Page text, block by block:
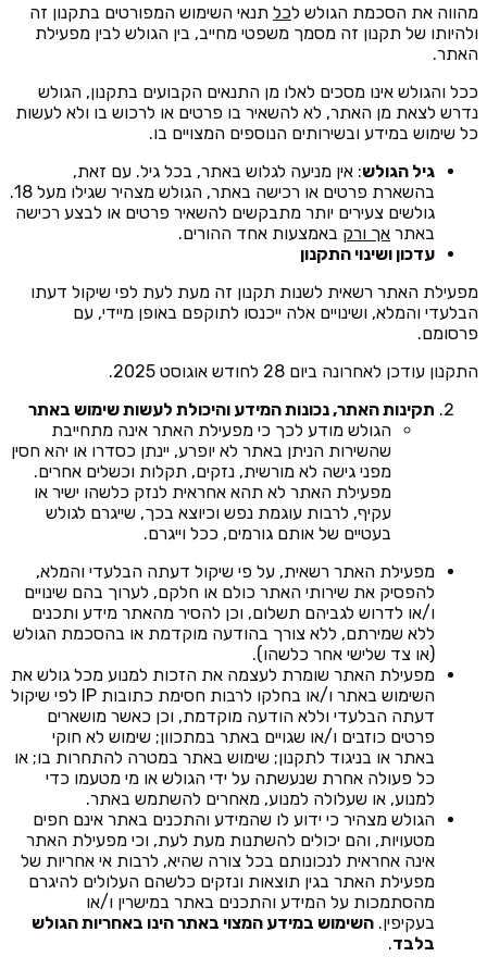
מהווה את הסכמת הגולש לכל תנאי השימוש המפורטים בתקנון זה
ולהיותו של תקנון זה מסמך משפטי מחייב, בין הגולש לבין מפעילת
האתר.
ככל והגולש אינו מסכים לאלו מן התנאים הקבועים בתקנון, הגולש
נדרש לצאת מן האתר, לא להשאיר בו פרטים או לרכוש בו ולא לעשות
כל שימוש במידע ובשירותים הנוספים המצויים בו.
גיל הגולש: אין מניעה לגלוש באתר, בכל גיל. עם זאת,
בהשארת פרטים או רכישה באתר, הגולש מצהיר שגילו מעל 18.
גולשים צעירים יותר מתבקשים להשאיר פרטים או לבצע רכישה
באתר אך ורק באמצעות אחד ההורים.
עדכון ושינוי התקנון
מפעילת האתר רשאית לשנות תקנון זה מעת לעת לפי שיקול דעתו
הבלעדי והמלא, ושינויים אלה ייכנסו לתוקפם באופן מיידי, עם
פרסומם.
התקנון עודכן לאחרונה ביום 28 לחודש אוגוסט 2025.
תקינות האתר, נכונות המידע והיכולת לעשות שימוש באתר
הגולש מודע לכך כי מפעילת האתר אינה מתחייבת
שהשירות הניתן באתר לא יופרע, יינתן כסדרו או יהא חסין
מפני גישה לא מורשית, נזקים, תקלות וכשלים אחרים.
מפעילת האתר לא תהא אחראית לנזק כלשהו ישיר או
עקיף, לרבות עוגמת נפש וכיוצא בכך, שייגרם לגולש
בעטיים של אותם גורמים, ככל וייגרם.
מפעילת האתר רשאית, על פי שיקול דעתה הבלעדי והמלא,
להפסיק את שירותי האתר כולם או חלקם, לערוך בהם שינויים
ו/או לדרוש לגביהם תשלום, וכן להסיר מהאתר מידע ותכנים
ללא שמירתם, ללא צורך בהודעה מוקדמת או בהסכמת הגולש
(או צד שלישי אחר כלשהו).
מפעילת האתר שומרת לעצמה את הזכות למנוע מכל גולש את
השימוש באתר ו/או בחלקו לרבות חסימת כתובות IP לפי שיקול
דעתה הבלעדי וללא הודעה מוקדמת, וכן כאשר מושארים
פרטים כוזבים ו/או שגויים באתר במתכוון; שימוש לא חוקי
באתר או בניגוד לתקנון; שימוש באתר במטרה להתחרות בו; או
כל פעולה אחרת שנעשתה על ידי הגולש או מי מטעמו כדי
למנוע, או שעלולה למנוע, מאחרים להשתמש באתר.
הגולש מצהיר כי ידוע לו שהמידע והתכנים באתר אינם חפים
מטעויות, והם יכולים להשתנות מעת לעת, וכי מפעילת האתר
אינה אחראית לנכונותם בכל צורה שהיא, לרבות אי אחריות של
מפעילת האתר בגין תוצאות ונזקים כלשהם העלולים להיגרם
מהסתמכות על המידע והתכנים באתר במישרין ו/או
בעקיפין. השימוש במידע המצוי באתר הינו באחריות הגולש
בלבד.